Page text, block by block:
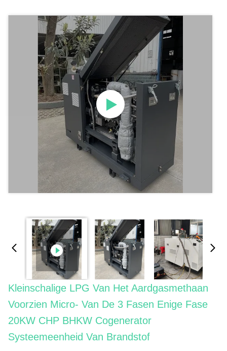
Kleinschalige LPG Van Het Aardgasmethaan
Voorzien Micro- Van De 3 Fasen Enige Fase
20KW CHP BHKW Cogenerator
Systeemeenheid Van Brandstof